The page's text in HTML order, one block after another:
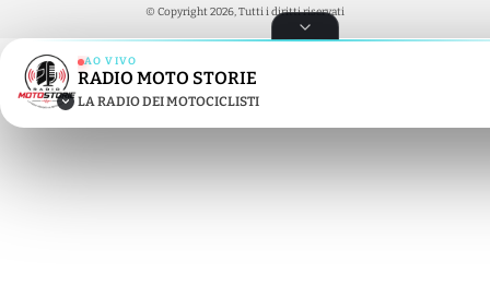
© Copyright 2026, Tutti i diritti riservati
AO VIVO
RADIO MOTO STORIE
LA RADIO DEI MOTOCICLISTI